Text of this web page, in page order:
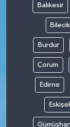
Balıkesir
Bilecik
Burdur
Çorum
Edirne